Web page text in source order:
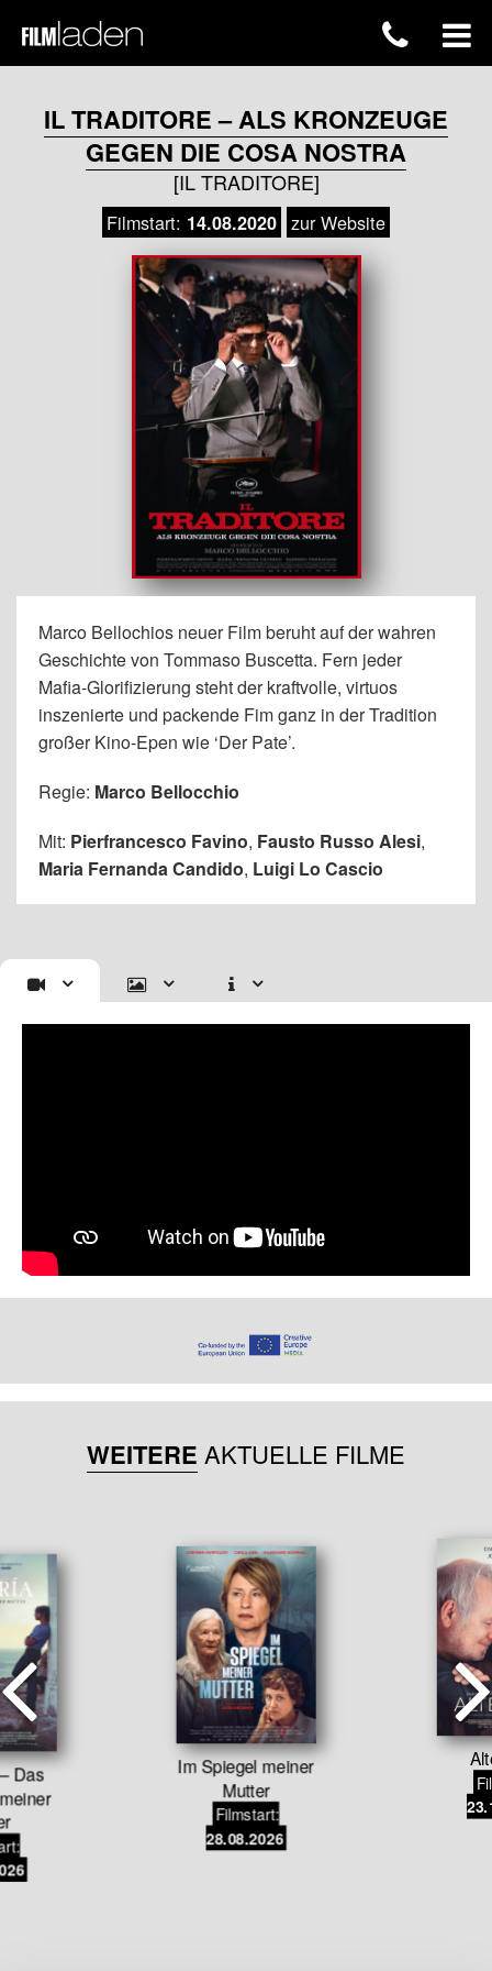
IL TRADITORE – ALS KRONZEUGE
GEGEN DIE COSA NOSTRA
[IL TRADITORE]
Filmstart: 14.08.2020 zur Website
Marco Bellochios neuer Film beruht auf der wahren
Geschichte von Tommaso Buscetta. Fern jeder
Mafia-Glorifizierung steht der kraftvolle, virtuos
inszenierte und packende Fim ganz in der Tradition
großer Kino-Epen wie ‘Der Pate’.
Regie: Marco Bellocchio
Mit: Pierfrancesco Favino, Fausto Russo Alesi,
Maria Fernanda Candido, Luigi Lo Cascio
WEITERE AKTUELLE FILME
Das
Im Spiegel meiner
Mutter
Filmstart:
28.08.2026